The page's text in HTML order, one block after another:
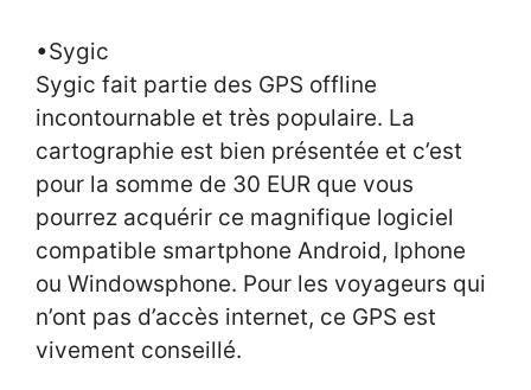
•Sygic
Sygic fait partie des GPS offline
incontournable et très populaire. La
cartographie est bien présentée et c’est
pour la somme de 30 EUR que vous
pourrez acquérir ce magnifique logiciel
compatible smartphone Android, Iphone
ou Windowsphone. Pour les voyageurs qui
n’ont pas d’accès internet, ce GPS est
vivement conseillé.